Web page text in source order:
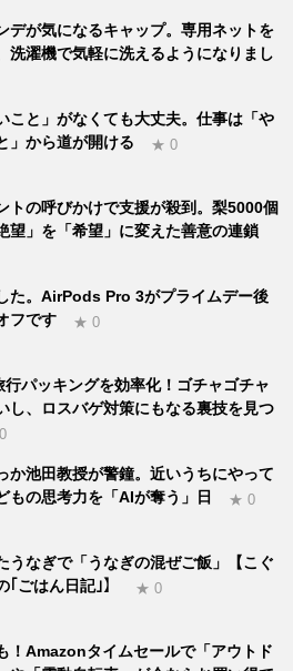
デが気になるキャップ。専用ネットを
洗濯機で気軽に洗えるようになりまし
こと」がなくても大丈夫。仕事は「や
」から道が開ける
★ 0
トの呼びかけで支援が殺到。梨5000個
望」を「希望」に変えた善意の連鎖
た。AirPods Pro 3がプライムデー後
フです
★ 0
行パッキングを効率化！ゴチャゴチャ
し、ロスバゲ対策にもなる裏技を見つ
か池田教授が警鐘。近いうちにやって
もの思考力を「AIが奪う」日
★ 0
うなぎで「うなぎの混ぜご飯」【こぐ
｢ごはん日記｣】
★ 0
！Amazonタイムセールで「アウトド